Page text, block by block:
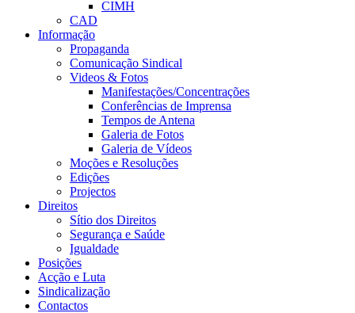
CIMH
CAD
Informação
Propaganda
Comunicação Sindical
Videos & Fotos
Manifestações/Concentrações
Conferências de Imprensa
Tempos de Antena
Galeria de Fotos
Galeria de Vídeos
Moções e Resoluções
Edições
Projectos
Direitos
Sítio dos Direitos
Segurança e Saúde
Igualdade
Posições
Acção e Luta
Sindicalização
Contactos